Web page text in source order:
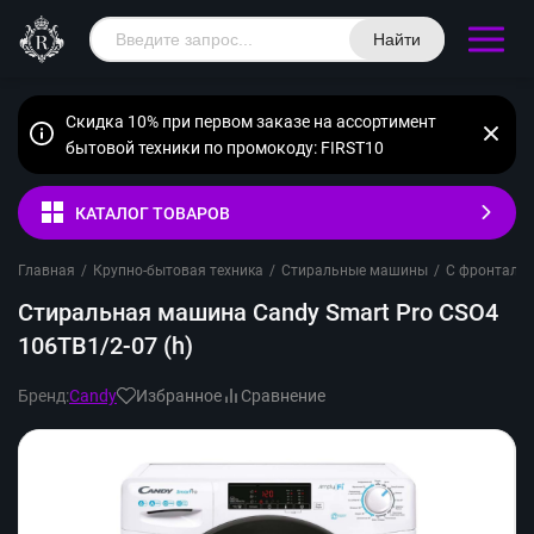
Найти
Скидка 10% при первом заказе на ассортимент
бытовой техники по промокоду: FIRST10
КАТАЛОГ ТОВАРОВ
Главная / Крупно-бытовая техника / Стиральные машины / С
Стиральная машина Candy Smart Pro CSO4
106TB1/2-07 (h)
Бренд:Candy Избранное Сравнение